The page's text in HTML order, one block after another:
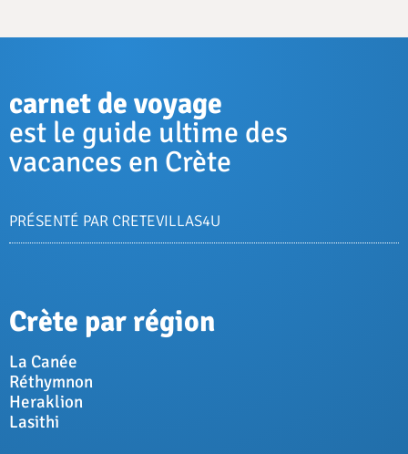
carnet de voyage
est le guide ultime des
vacances en Crète
PRÉSENTÉ PAR CRETEVILLAS4U
Crète par région
La Canée
Réthymnon
Heraklion
Lasithi